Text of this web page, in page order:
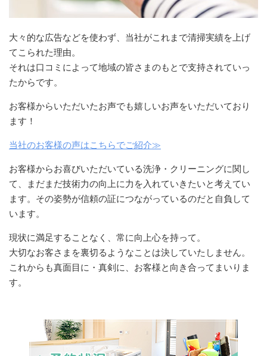
大々的な広告などを使わず、当社がこれまで清掃実績を上げ
てこられた理由。
それは口コミによって地域の皆さまのもとで支持されていっ
たからです。
お客様からいただいたお声でも嬉しいお声をいただいており
ます！
当社のお客様の声はこちらでご紹介≫
お客様からお喜びいただいている洗浄・クリーニングに関し
て、まだまだ技術力の向上に力を入れていきたいと考えてい
ます。その姿勢が信頼の証につながっているのだと自負して
います。
現状に満足することなく、常に向上心を持って。
大切なお客さまを裏切るようなことは決していたしません。
これからも真面目に・真剣に、お客様と向き合ってまいりま
す。